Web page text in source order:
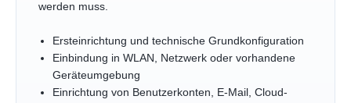
werden muss.
Ersteinrichtung und technische Grundkonfiguration
Einbindung in WLAN, Netzwerk oder vorhandene
Geräteumgebung
Einrichtung von Benutzerkonten, E-Mail, Cloud-